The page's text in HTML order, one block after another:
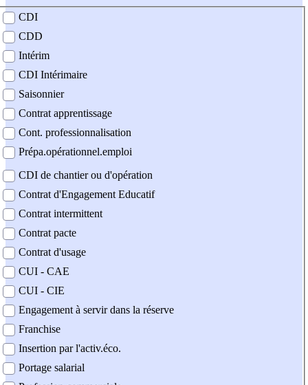
contrat
CDI
CDD
Intérim
CDI Intérimaire
Saisonnier
Contrat apprentissage
Cont. professionnalisation
Prépa.opérationnel.emploi
CDI de chantier ou d'opération
Contrat d'Engagement Educatif
Contrat intermittent
Contrat pacte
Contrat d'usage
CUI - CAE
CUI - CIE
Engagement à servir dans la réserve
Franchise
Insertion par l'activ.éco.
Portage salarial